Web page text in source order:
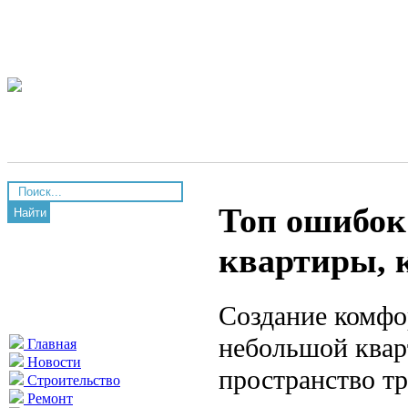
Найти
Главная
Новости
Строительство
Ремонт
Топ
квартиры,
Создание
небольшой
пространство